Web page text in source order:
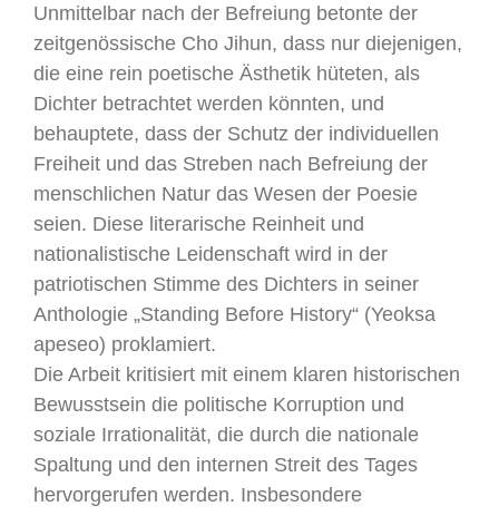
Unmittelbar nach der Befreiung betonte der
zeitgenössische Cho Jihun, dass nur diejenigen,
die eine rein poetische Ästhetik hüteten, als
Dichter betrachtet werden könnten, und
behauptete, dass der Schutz der individuellen
Freiheit und das Streben nach Befreiung der
menschlichen Natur das Wesen der Poesie
seien. Diese literarische Reinheit und
nationalistische Leidenschaft wird in der
patriotischen Stimme des Dichters in seiner
Anthologie „Standing Before History“ (Yeoksa
apeseo) proklamiert.
Die Arbeit kritisiert mit einem klaren historischen
Bewusstsein die politische Korruption und
soziale Irrationalität, die durch die nationale
Spaltung und den internen Streit des Tages
hervorgerufen werden. Insbesondere